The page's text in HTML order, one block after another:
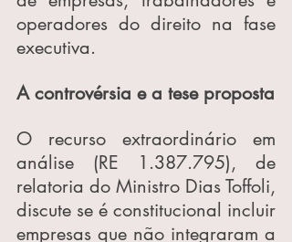
operadores do direito na fase
executiva.
A controvérsia e a tese proposta
O recurso extraordinário em
análise (RE 1.387.795), de
relatoria do Ministro Dias Toffoli,
discute se é constitucional incluir
empresas que não integraram a